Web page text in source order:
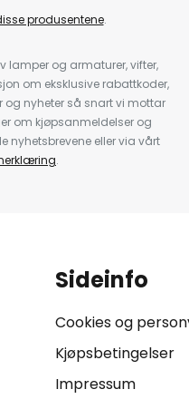
produsentene.
lamper og armaturer, vifter,
om eksklusive rabattkoder,
og nyheter så snart vi mottar
om kjøpsanmeldelser og
nyhetsbrevene eller via vårt
.
Sideinfo
Cookies og
Kjøpsbetingelser
Impressum